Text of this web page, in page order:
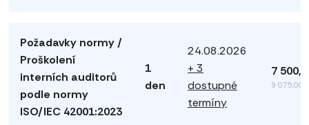
Požadavky normy /
Proškolení
interních auditorů
podle normy
ISO/IEC 42001:2023
1
den
24.08.2026
+ 3
dostupné
termíny
7
9 075,00